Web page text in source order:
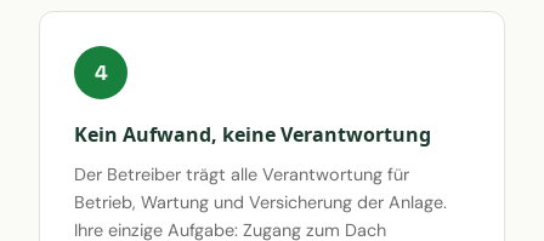
4
Kein Aufwand, keine Verantwortung
Der Betreiber trägt alle Verantwortung für
Betrieb, Wartung und Versicherung der Anlage.
Ihre einzige Aufgabe: Zugang zum Dach